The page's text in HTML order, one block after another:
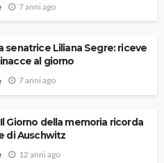
7 anni ago
senatrice Liliana Segre: riceve
al giorno
7 anni ago
Giorno della memoria ricorda
di Auschwitz
12 anni ago